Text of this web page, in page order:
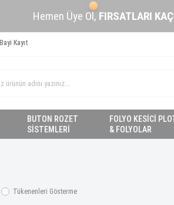
Hemen Üye Ol, FIRSATLARI
Bayi Kayıt
BUTON ROZET
SİSTEMLERİ
FOLYO KESİCİ
& FOLYOLAR
Tükenenleri Gösterme